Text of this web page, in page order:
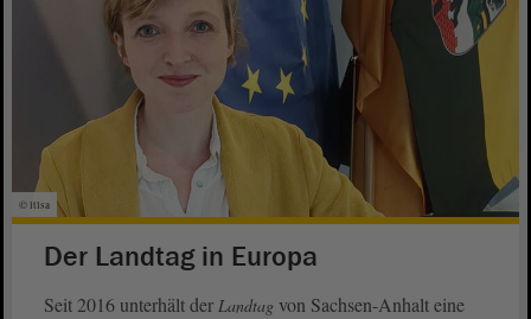
© ltlsa
Der Landtag in Europa
Seit 2016 unterhält der Landtag von Sachsen-Anhalt eine